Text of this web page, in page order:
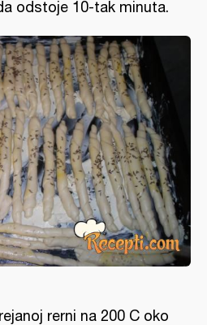
odstoje 10-tak minuta.
rerni na 200 C oko